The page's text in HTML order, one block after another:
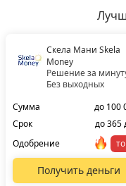
Скела Мани Skela
Money
Решение за
Без выходных
Сумма
до 100
Срок
до 365
Одобрение
Получить деньги